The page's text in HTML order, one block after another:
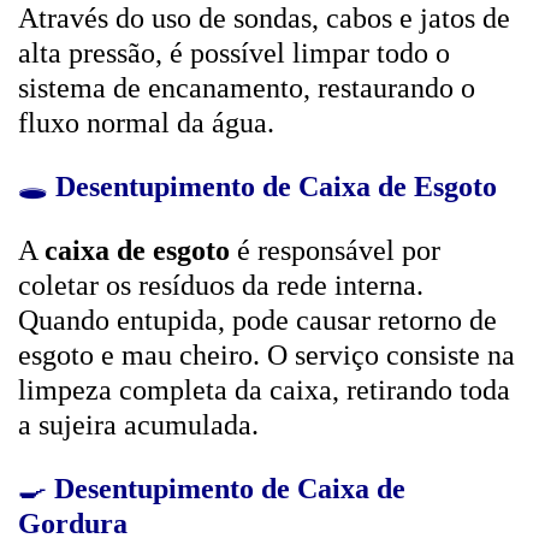
Através do uso de sondas, cabos e jatos de
alta pressão, é possível limpar todo o
sistema de encanamento, restaurando o
fluxo normal da água.
🕳️ Desentupimento de Caixa de Esgoto
A caixa de esgoto é responsável por
coletar os resíduos da rede interna.
Quando entupida, pode causar retorno de
esgoto e mau cheiro. O serviço consiste na
limpeza completa da caixa, retirando toda
a sujeira acumulada.
🍳 Desentupimento de Caixa de
Gordura